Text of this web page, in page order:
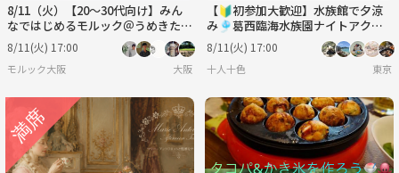
8/11（火）【20～30代向け】みん
なではじめるモルック＠うめきた公
園
8/11(火) 17:00
モルック大阪 大阪
【🔰初参加大歓迎】水族館で夕涼
み🎐葛西臨海水族園ナイトアクア
リウム【特別回】
8/11(火) 17:00
十人十色 東京